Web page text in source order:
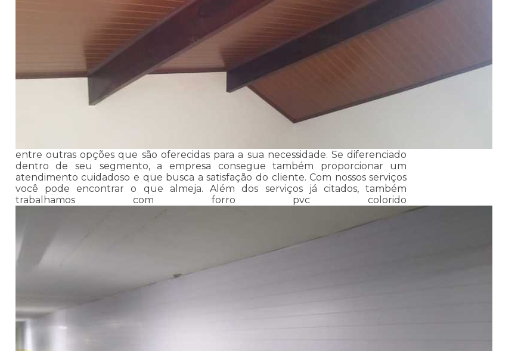
entre outras opções que são oferecidas para a sua necessidade. Se diferenciado
dentro de seu segmento, a empresa consegue também proporcionar um
atendimento cuidadoso e que busca a satisfação do cliente. Com nossos serviços
você pode encontrar o que almeja. Além dos serviços já citados, também
trabalhamos com forro pvc colorido